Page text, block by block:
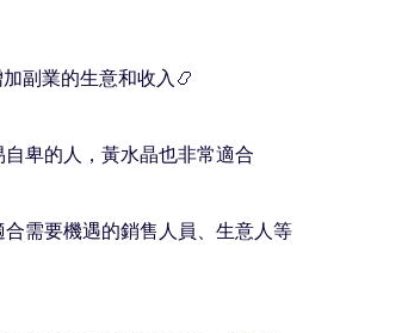
副業的生意和收入📿
卑的人，黃水晶也非常適合
需要機遇的銷售人員、生意人等